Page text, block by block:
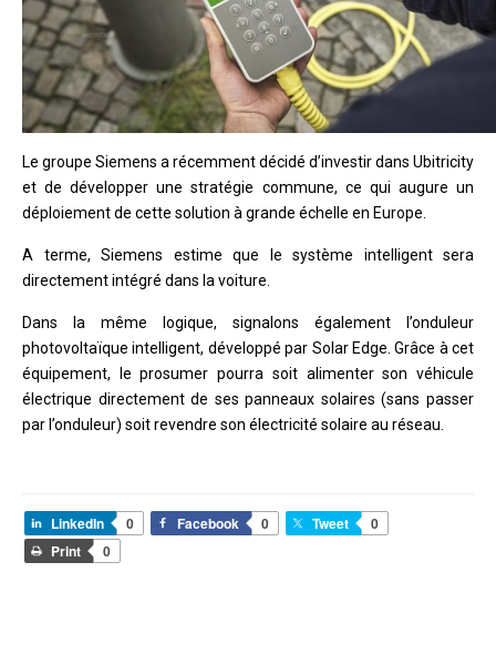
Le groupe Siemens a récemment décidé d’investir dans Ubitricity
et de développer une stratégie commune, ce qui augure un
déploiement de cette solution à grande échelle en Europe.
A terme, Siemens estime que le système intelligent sera
directement intégré dans la voiture.
Dans la même logique, signalons également l’onduleur
photovoltaïque intelligent, développé par Solar Edge. Grâce à cet
équipement, le prosumer pourra soit alimenter son véhicule
électrique directement de ses panneaux solaires (sans passer
par l’onduleur) soit revendre son électricité solaire au réseau.
LinkedIn 0 Facebook 0 Tweet
0
Print
0